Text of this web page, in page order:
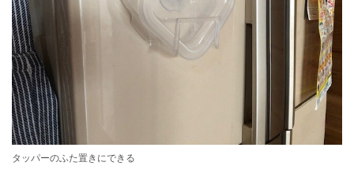
タッパーのふた置きにできる